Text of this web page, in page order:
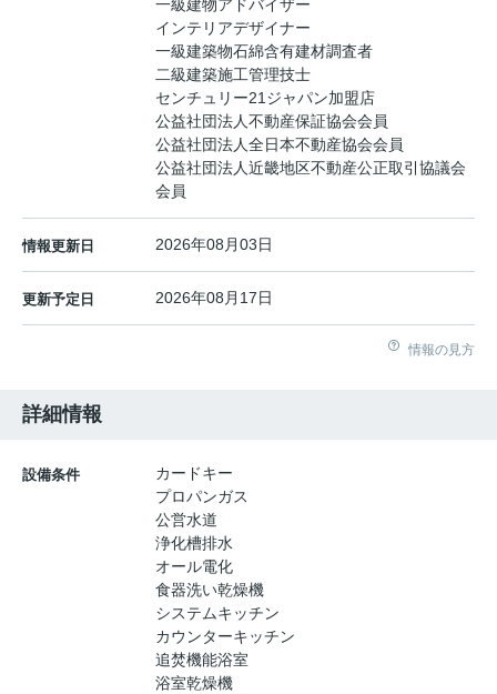
一級建物アドバイザー
インテリアデザイナー
一級建築物石綿含有建材調査者
二級建築施工管理技士
センチュリー21ジャパン加盟店
公益社団法人不動産保証協会会員
公益社団法人全日本不動産協会会員
公益社団法人近畿地区不動産公正取引協議会
会員
情報更新日 2026年08月03日
更新予定日 2026年08月17日
情報の見方
詳細情報
設備条件
カードキー
プロパンガス
公営水道
浄化槽排水
オール電化
食器洗い乾燥機
システムキッチン
カウンターキッチン
追焚機能浴室
浴室乾燥機